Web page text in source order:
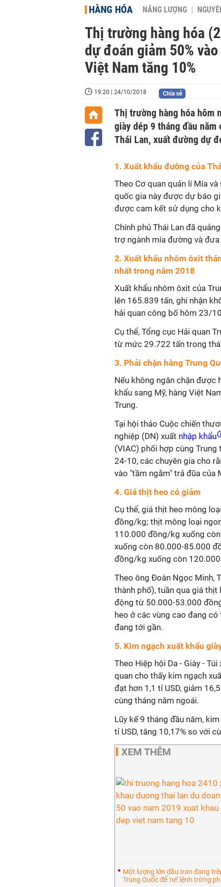
HÀNG HÓA NĂNG LƯỢNG
Thị trường hàng hóa
dự đoán giảm 50%
Việt Nam tăng 10%
19:20 | 24/10/2018 Chia sẻ
Thị trường hàng hóa hôm
giày dép 9 tháng đầu
Thái Lan, xuất đường dự
1. Xuất khẩu đường của
Theo Cơ quan quản lí Mía
quốc gia này được dự báo
được cam kết sử dụng cho
Chính phủ Thái Lan đã
trợ ngành mía đường và
2. Xuất khẩu nhôm ôxit
nhất trong năm 2018
Xuất khẩu nhôm ôxit của
lên 165.839 tấn, ghi nhận
hải quan công bố hôm 23/
Cụ thể, Tổng cục Hải quan
từ mức 29.722 tấn trong
3. Phải chặn hàng Trung
Nếu không ngăn chặn được
khẩu sang Mỹ, hàng Việt
Trung.
Tại hội thảo Cuộc chiến
nghiệp (DN) xuất nhập khẩu
(VIAC) phối hợp cùng
24-10, các chuyên gia cho
vào "tầm ngắm" trả đũa của
4. Giá thịt heo có giảm
Cụ thể, giá thịt heo mông
đồng/kg; thịt mông loại
110.000 đồng/kg xuống
xuống còn 80.000-85.000
đồng/kg xuống còn
Theo ông Đoàn Ngọc Minh,
thành phố), tuần qua giá thịt
động từ 50.000-53.000
heo ở các vùng cao đang
đang tới gần.
5. Kim ngạch xuất khẩu
Theo Hiệp hội Da - Giày -
quan cho thấy kim ngạch
đạt hơn 1,1 tỉ USD, giảm
cùng tháng năm ngoái.
Lũy kế 9 tháng đầu năm,
tỉ USD, tăng 10,17% so với
XEM THÊM
Một lượng lớn dầu Iran đang
Trung Quốc để 'né' lệnh trừng